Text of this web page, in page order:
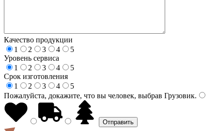
Качество продукции
1
2 3 4
5
Уровень сервиса
1
2 3 4
5
Срок изготовления
1
2 3 4
5
Пожалуйста, докажите, что вы человек, выбрав Грузовик.